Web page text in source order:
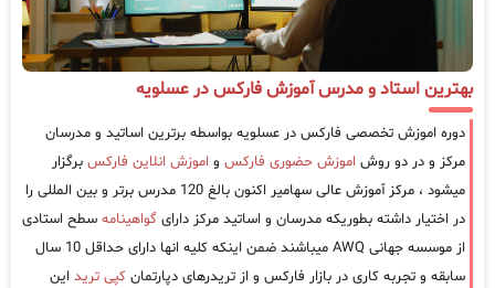
بهترین استاد و مدرس آموزش فارکس در عسلویه
دوره اموزش تخصصی فارکس در عسلویه بواسطه برترین اساتید و مدرسان
مرکز و در دو روش اموزش حضوری فارکس و اموزش انلاین فارکس برگزار
میشود ، مرکز آموزش عالی سهامیر اکنون بالغ 120 مدرس برتر و بین المللی را
در اختیار داشته بطوریکه مدرسان و اساتید مرکز دارای گواهینامه سطح استادی
از موسسه جهانی AWQ میباشند ضمن اینکه کلیه انها دارای حداقل 10 سال
سابقه و تجربه کاری در بازار فارکس و از تریدرهای دپارتمان کپی ترید این